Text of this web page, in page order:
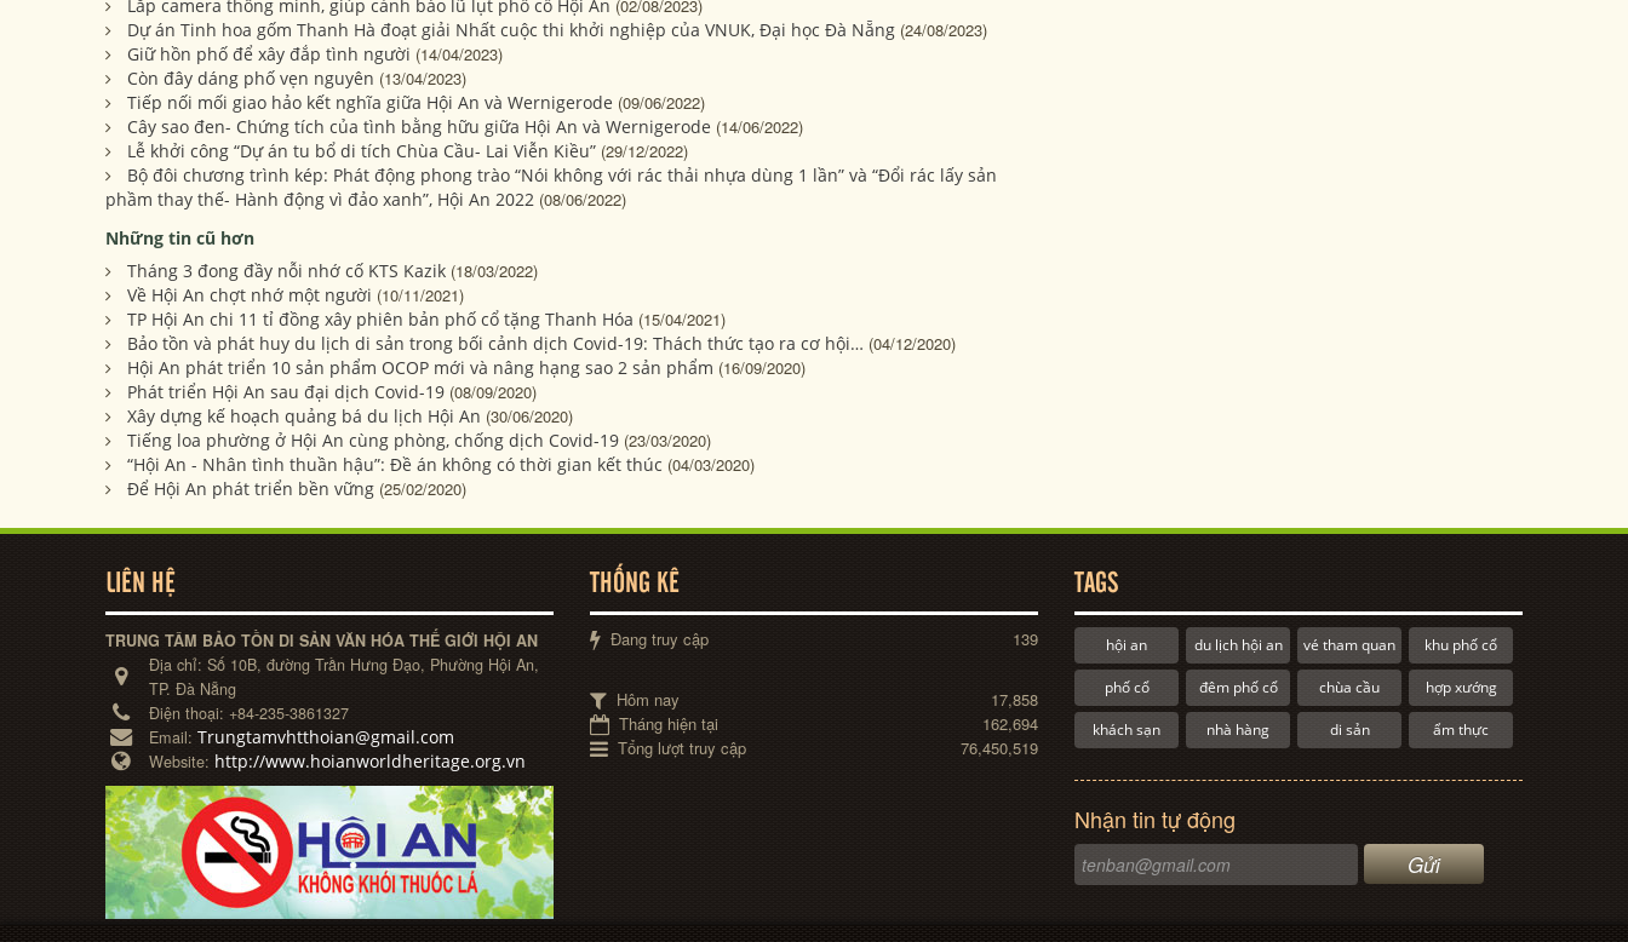
Lắp camera thông minh, giúp cảnh báo lũ lụt phố cổ Hội An (02/08/2023)
Dự án Tinh hoa gốm Thanh Hà đoạt giải Nhất cuộc thi khởi nghiệp của VNUK, Đại học Đà Nẵng (24/08/2023)
Giữ hồn phố để xây đắp tình người (14/04/2023)
Còn đây dáng phố vẹn nguyên (13/04/2023)
Tiếp nối mối giao hảo kết nghĩa giữa Hội An và Wernigerode (09/06/2022)
Cây sao đen- Chứng tích của tình bằng hữu giữa Hội An và Wernigerode (14/06/2022)
Lễ khởi công “Dự án tu bổ di tích Chùa Cầu- Lai Viễn Kiều” (29/12/2022)
Bộ đôi chương trình kép: Phát động phong trào “Nói không với rác thải nhựa dùng 1 lần” và “Đổi rác lấy sản
phầm thay thế- Hành động vì đảo xanh”, Hội An 2022 (08/06/2022)
Những tin cũ hơn
Tháng 3 đong đầy nỗi nhớ cố KTS Kazik (18/03/2022)
Về Hội An chợt nhớ một người (10/11/2021)
TP Hội An chi 11 tỉ đồng xây phiên bản phố cổ tặng Thanh Hóa (15/04/2021)
Bảo tồn và phát huy du lịch di sản trong bối cảnh dịch Covid-19: Thách thức tạo ra cơ hội… (04/12/2020)
Hội An phát triển 10 sản phẩm OCOP mới và nâng hạng sao 2 sản phẩm (16/09/2020)
Phát triển Hội An sau đại dịch Covid-19 (08/09/2020)
Xây dựng kế hoạch quảng bá du lịch Hội An (30/06/2020)
Tiếng loa phường ở Hội An cùng phòng, chống dịch Covid-19 (23/03/2020)
“Hội An - Nhân tình thuần hậu”: Đề án không có thời gian kết thúc (04/03/2020)
Để Hội An phát triển bền vững (25/02/2020)
LIÊN HỆ
TRUNG TÂM BẢO TỒN DI SẢN VĂN HÓA THẾ GIỚI HỘI AN
Địa chỉ: Số 10B, đường Trần Hưng Đạo, Phường Hội An,
TP. Đà Nẵng
Điện thoại: +84-235-3861327
Email: Trungtamvhtthoian@gmail.com
Website: http://www.hoianworldheritage.org.vn
THỐNG KÊ
Đang truy cập 139
Hôm nay
17,858
Tháng hiện tại
162,694
Tổng lượt truy cập
76,450,519
TAGS
hội an du lịch hội an vé tham quan khu phố cổ
phố cổ đêm phố cổ chùa cầu hợp xướng
khách sạn nhà hàng di sản ẩm thực
Nhận tin tự động